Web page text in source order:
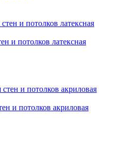
и потолков латексная
и потолков акриловая